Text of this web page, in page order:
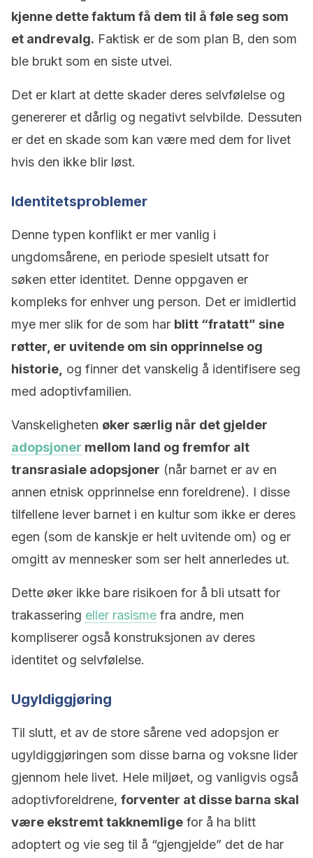
kjenne dette faktum få dem til å føle seg som
et andrevalg. Faktisk er de som plan B, den som
ble brukt som en siste utvei.
Det er klart at dette skader deres selvfølelse og
genererer et dårlig og negativt selvbilde. Dessuten
er det en skade som kan være med dem for livet
hvis den ikke blir løst.
Identitetsproblemer
Denne typen konflikt er mer vanlig i
ungdomsårene, en periode spesielt utsatt for
søken etter identitet. Denne oppgaven er
kompleks for enhver ung person. Det er imidlertid
mye mer slik for de som har blitt “fratatt” sine
røtter, er uvitende om sin opprinnelse og
historie, og finner det vanskelig å identifisere seg
med adoptivfamilien.
Vanskeligheten øker særlig når det gjelder
adopsjoner mellom land og fremfor alt
transrasiale adopsjoner (når barnet er av en
annen etnisk opprinnelse enn foreldrene). I disse
tilfellene lever barnet i en kultur som ikke er deres
egen (som de kanskje er helt uvitende om) og er
omgitt av mennesker som ser helt annerledes ut.
Dette øker ikke bare risikoen for å bli utsatt for
trakassering eller rasisme fra andre, men
kompliserer også konstruksjonen av deres
identitet og selvfølelse.
Ugyldiggjøring
Til slutt, et av de store sårene ved adopsjon er
ugyldiggjøringen som disse barna og voksne lider
gjennom hele livet. Hele miljøet, og vanligvis også
adoptivforeldrene, forventer at disse barna skal
være ekstremt takknemlige for å ha blitt
adoptert og vie seg til å “gjengjelde” det de har